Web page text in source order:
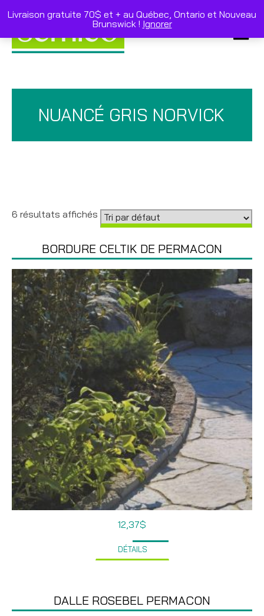
to
NUANCÉ GRIS NORVICK
6 résultats affichés
BORDURE CELTIK DE PERMACON
12,37$
DÉTAILS
DALLE ROSEBEL PERMACON
Livraison gratuite 70$ et + au Québec, Ontario et Nouveau
Brunswick ! Ignorer